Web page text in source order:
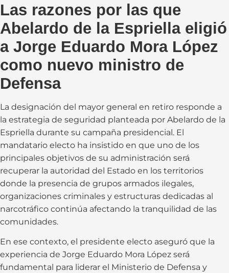
Las razones por las que
Abelardo de la Espriella eligió
a Jorge Eduardo Mora López
como nuevo ministro de
Defensa
La designación del mayor general en retiro responde a
la estrategia de seguridad planteada por Abelardo de la
Espriella durante su campaña presidencial. El
mandatario electo ha insistido en que uno de los
principales objetivos de su administración será
recuperar la autoridad del Estado en los territorios
donde la presencia de grupos armados ilegales,
organizaciones criminales y estructuras dedicadas al
narcotráfico continúa afectando la tranquilidad de las
comunidades.
En ese contexto, el presidente electo aseguró que la
experiencia de Jorge Eduardo Mora López será
fundamental para liderar el Ministerio de Defensa y